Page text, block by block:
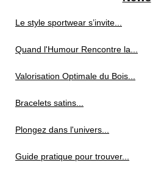
Le style sportwear s’invite...
Quand l'Humour Rencontre la...
Valorisation Optimale du Bois...
Bracelets satins...
Plongez dans l'univers...
Guide pratique pour trouver...